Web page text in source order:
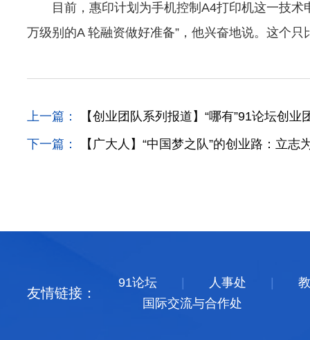
目前，惠印计划为手机控制A4打印机这一技
万级别的A 轮融资做好准备”，他兴奋地说。这个
上一篇：
【创业团队系列报道】“哪有”91论坛创
下一篇：
【广大人】“中国梦之队”的创业路：立志
友情链接：
91论坛 人事处
国际交流与合作处